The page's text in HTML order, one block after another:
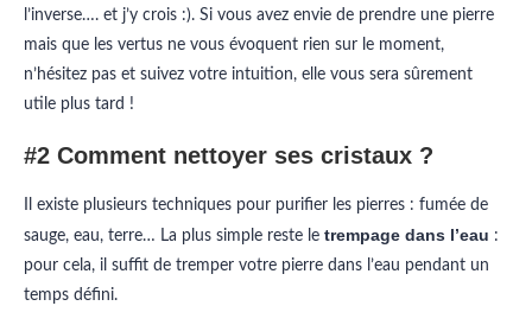
l’inverse…. et j’y crois :). Si vous avez envie de prendre une pierre
mais que les vertus ne vous évoquent rien sur le moment,
n’hésitez pas et suivez votre intuition, elle vous sera sûrement
utile plus tard !
#2 Comment nettoyer ses cristaux ?
Il existe plusieurs techniques pour purifier les pierres : fumée de
sauge, eau, terre… La plus simple reste le trempage dans l’eau :
pour cela, il suffit de tremper votre pierre dans l’eau pendant un
temps défini.